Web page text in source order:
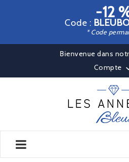
-12
Code :
* Code
Bienvenue dans
Compte